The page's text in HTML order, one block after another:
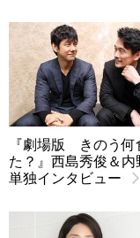
『劇場版 きのう何
た？』西島秀俊＆
単独インタビュー